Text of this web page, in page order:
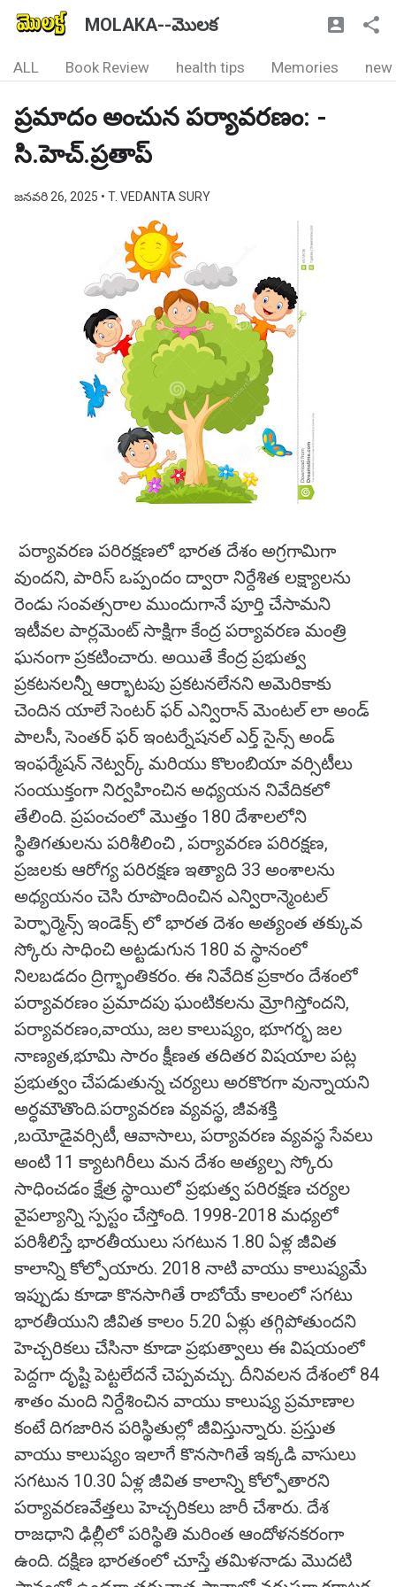
MOLAKA--మొలక
ALL Book Review health tips Memories new
ప్రమాదం అంచున పర్యావరణం: -
సి.హెచ్.ప్రతాప్
జనవరి 26, 2025 • T. VEDANTA SURY
పర్యావరణ పరిరక్షణలో భారత దేశం అగ్రగామిగా
వుందని, పారిస్ ఒప్పందం ద్వారా నిర్దేశిత లక్ష్యాలను
రెండు సంవత్సరాల ముందుగానే పూర్తి చేసామని
ఇటీవల పార్లమెంట్ సాక్షిగా కేంద్ర పర్యావరణ మంత్రి
ఘనంగా ప్రకటించారు. అయితే కేంద్ర ప్రభుత్వ
ప్రకటనలన్నీ ఆర్భాటపు ప్రకటనలేనని అమెరికాకు
చెందిన యాలే సెంటర్ ఫర్ ఎన్విరాన్ మెంటల్ లా అండ్
పాలసీ, సెంతర్ ఫర్ ఇంటర్నేషనల్ ఎర్త్ సైన్స్ అండ్
ఇంఫర్మేషన్ నెట్వర్క్ మరియు కొలంబియా వర్సిటీలు
సంయుక్తంగా నిర్వహించిన అధ్యయన నివేదికలో
తేలింది. ప్రపంచంలో మొత్తం 180 దేశాలలోని
స్థితిగతులను పరిశీలించి , పర్యావరణ పరిరక్షణ,
ప్రజలకు ఆరోగ్య పరిరక్షణ ఇత్యాది 33 అంశాలను
అధ్యయనం చెసి రూపొందించిన ఎన్విరాన్మెంటల్
పెర్ఫార్మెన్స్ ఇండెక్స్ లో భారత దెశం అత్యంత తక్కువ
స్కోరు సాధించి అట్టడుగున 180 వ స్థానంలో
నిలబడదం ద్రిగ్భాంతికరం. ఈ నివేదిక ప్రకారం దేశంలో
పర్యావరణం ప్రమాదపు ఘంటికలను మ్రోగిస్తోందని,
పర్యావరణం,వాయు, జల కాలుష్యం, భూగర్భ జల
నాణ్యత,భూమి సారం క్షీణత తదితర విషయాల పట్ల
ప్రభుత్వం చేపడుతున్న చర్యలు అరకొరగా వున్నాయని
అర్ధమౌతొంది.పర్యావరణ వ్యవస్థ, జీవశక్తి
,బయోడైవర్సిటీ, ఆవాసాలు, పర్యావరణ వ్యవస్థ సేవలు
అంటి 11 క్యాటగిరీలు మన దేశం అత్యల్ప స్కోరు
సాధించడం క్షేత్ర స్థాయిలో ప్రభుత్వ పరిరక్షణ చర్యల
వైపల్యాన్ని స్పస్టం చేస్తోంది. 1998-2018 మధ్యలో
పరిశీలిస్తే భారతీయులు సగటున 1.80 ఏళ్ల జీవిత
కాలాన్ని కోల్పోయారు. 2018 నాటి వాయు కాలుష్యమే
ఇప్పుడు కూడా కొనసాగితే రాబోయే కాలంలో సగటు
భారతీయుని జీవిత కాలం 5.20 ఏళ్లు తగ్గిపోతుందని
హెచ్చరికలు చేసినా కూడా ప్రభుత్వాలు ఈ విషయంలో
పెద్దగా దృష్టి పెట్టలేదనే చెప్పవచ్చు. దీనివలన దేశంలో 84
శాతం మంది నిర్దేశించిన వాయు కాలుష్య ప్రమాణాల
కంటే దిగజారిన పరిస్థితుల్లో జీవిస్తున్నారు. ప్రస్తుత
వాయు కాలుష్యం ఇలాగే కొనసాగితే ఇక్కడి వాసులు
సగటున 10.30 ఏళ్ల జీవిత కాలాన్ని కోల్పోతారని
పర్యావరణవేత్తలు హెచ్చరికలు జారీ చేశారు. దేశ
రాజధాని ఢిల్లీలో పరిస్థితి మరింత ఆందోళనకరంగా
ఉంది. దక్షిణ భారతంలో చూస్తే తమిళనాడు మొదటి